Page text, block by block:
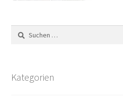
Suchen
nach:
Kategorien